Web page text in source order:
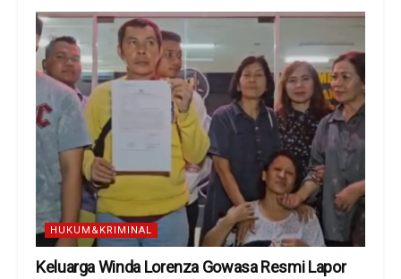
HUKUM&KRIMINAL
Keluarga Winda Lorenza Gowasa Resmi Lapor